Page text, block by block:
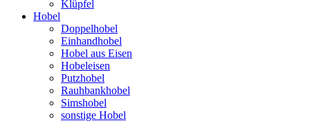
Klüpfel
Hobel
Doppelhobel
Einhandhobel
Hobel aus Eisen
Hobeleisen
Putzhobel
Rauhbankhobel
Simshobel
sonstige Hobel